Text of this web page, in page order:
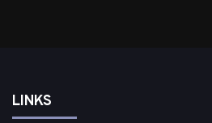
LINKS